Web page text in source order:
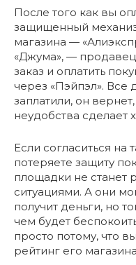
После того как вы
защищенный
магазина —
«Джума», —
заказ и оплатить
через «Пэйпэл». Все
заплатили, он
неудобства сделает
Если согласиться
потеряете защиту
площадки не станет
ситуациями. А они
получит деньги, но
чем будет
просто потому, что
рейтинг его